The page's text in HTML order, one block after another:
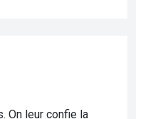
On leur confie la